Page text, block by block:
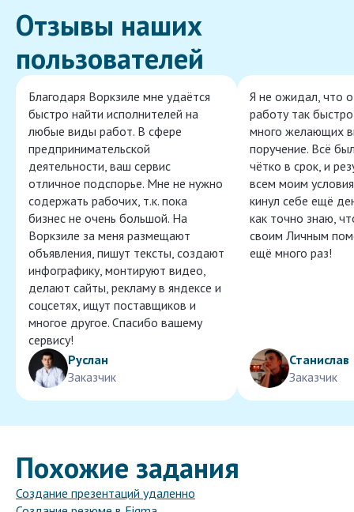
Отзывы наших
пользователей
Благодаря Воркзиле мне удаётся
быстро найти исполнителей на
любые виды работ. В сфере
предпринимательской
деятельности, ваш сервис
отличное подспорье. Мне не нужно
содержать рабочих, т.к. пока
бизнес не очень большой. На
Воркзиле за меня размещают
объявления, пишут тексты, создают
инфографику, монтируют видео,
делают сайты, рекламу в яндексе и
соцсетях, ищут поставщиков и
многое другое. Спасибо вашему
сервису!
Руслан
Заказчик
Я не ожидал, что
работу так
много желающих
поручение. Всё
чётко в срок, и
всем моим
кинул себе ещё
как точно знаю,
своим Личным
ещё много раз!
Станислав
Заказчик
Похожие задания
Создание презентаций удаленно